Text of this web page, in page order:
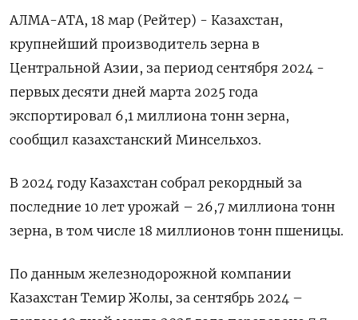
АЛМА-АТА, 18 мар (Рейтер) - Казахстан,
крупнейший производитель зерна в
Центральной Азии, за период сентября 2024 -
первых десяти дней марта 2025 года
экспортировал 6,1 миллиона тонн зерна,
сообщил казахстанский Минсельхоз.
В 2024 году Казахстан собрал рекордный за
последние 10 лет урожай – 26,7 миллиона тонн
зерна, в том числе 18 миллионов тонн пшеницы.
По данным железнодорожной компании
Казахстан Темир Жолы, за сентябрь 2024 –